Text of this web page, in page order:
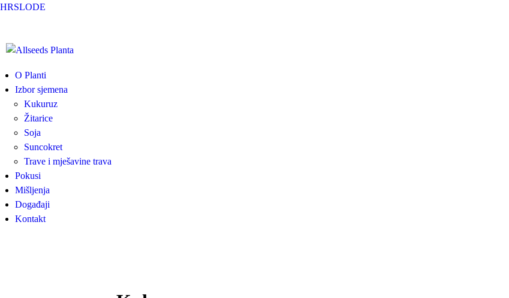
Skip to main content
HRSLODE
Allseeds
Planta
O Planti
Izbor sjemena
Kukuruz
Žitarice
Soja
Suncokret
Trave i mješavine trava
Pokusi
Mišljenja
Događaji
Kontakt